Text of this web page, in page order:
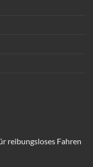
reibungsloses Fahren